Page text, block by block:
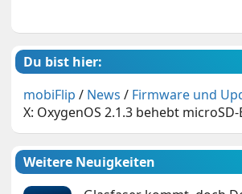
Du bist hier:
mobiFlip / News / Firmware und
X: OxygenOS 2.1.3 behebt
Weitere Neuigkeiten